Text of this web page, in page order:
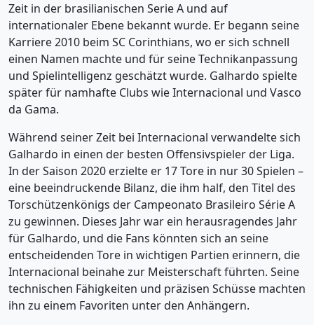
Zeit in der brasilianischen Serie A und auf
internationaler Ebene bekannt wurde. Er begann seine
Karriere 2010 beim SC Corinthians, wo er sich schnell
einen Namen machte und für seine Technikanpassung
und Spielintelligenz geschätzt wurde. Galhardo spielte
später für namhafte Clubs wie Internacional und Vasco
da Gama.
Während seiner Zeit bei Internacional verwandelte sich
Galhardo in einen der besten Offensivspieler der Liga.
In der Saison 2020 erzielte er 17 Tore in nur 30 Spielen –
eine beeindruckende Bilanz, die ihm half, den Titel des
Torschützenkönigs der Campeonato Brasileiro Série A
zu gewinnen. Dieses Jahr war ein herausragendes Jahr
für Galhardo, und die Fans könnten sich an seine
entscheidenden Tore in wichtigen Partien erinnern, die
Internacional beinahe zur Meisterschaft führten. Seine
technischen Fähigkeiten und präzisen Schüsse machten
ihn zu einem Favoriten unter den Anhängern.